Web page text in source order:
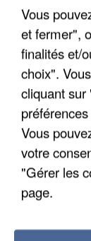
Vous
et fermer",
finalités et/
choix".
cliquant sur
Vous
votre
"Gérer les
page.